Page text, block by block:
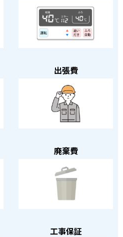
出張費
廃棄費
工事保証